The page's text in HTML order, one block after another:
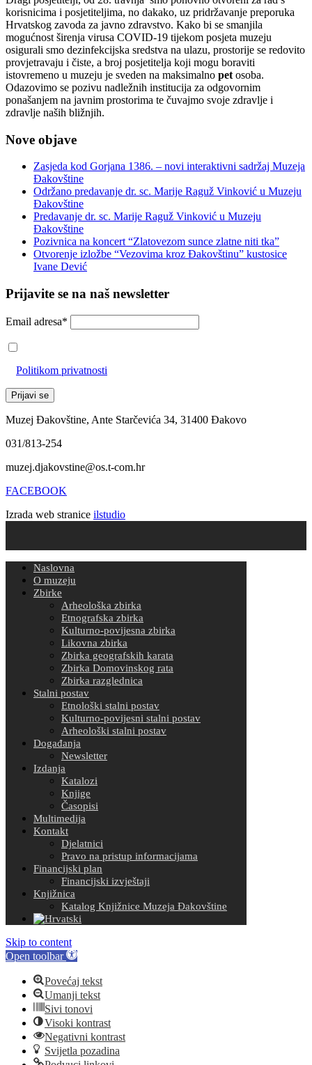
korisnicima i posjetiteljima, no dakako, uz pridržavanje preporuka
Hrvatskog zavoda za javno zdravstvo. Kako bi se smanjila
mogućnost širenja virusa COVID-19 tijekom posjeta muzeju
osigurali smo dezinfekcijska sredstva na ulazu, prostorije se redovito
provjetravaju i čiste, a broj posjetitelja koji mogu boraviti
istovremeno u muzeju je sveden na maksimalno pet osoba.
Odazovimo se pozivu nadležnih institucija za odgovornim
ponašanjem na javnim prostorima te čuvajmo svoje zdravlje i
zdravlje naših bližnjih.
Nove objave
Zasjeda kod Gorjana 1386. – novi interaktivni sadržaj Muzeja
Đakovštine
Održano predavanje dr. sc. Marije Raguž Vinković u Muzeju
Đakovštine
Predavanje dr. sc. Marije Raguž Vinković u Muzeju
Đakovštine
Pozivnica na koncert “Zlatovezom sunce zlatne niti tka”
Otvorenje izložbe “Vezovima kroz Đakovštinu” kustosice
Ivane Dević
Prijavite se na naš newsletter
Email adresa*
Politikom privatnosti
Muzej Đakovštine, Ante Starčevića 34, 31400 Đakovo
031/813-254
muzej.djakovstine@os.t-com.hr
FACEBOOK
Izrada web stranice ilstudio
Naslovna
O muzeju
Zbirke
Arheološka zbirka
Etnografska zbirka
Kulturno-povijesna zbirka
Likovna zbirka
Zbirka geografskih karata
Zbirka Domovinskog rata
Zbirka razglednica
Stalni postav
Etnološki stalni postav
Kulturno-povijesni stalni postav
Arheološki stalni postav
Događanja
Newsletter
Izdanja
Katalozi
Knjige
Časopisi
Multimedija
Kontakt
Djelatnici
Pravo na pristup informacijama
Financijski plan
Financijski izvještaji
Knjižnica
Katalog Knjižnice Muzeja Đakovštine
Skip to content
Open toolbar
Povećaj tekst
Umanji tekst
Sivi tonovi
Visoki kontrast
Negativni kontrast
Svijetla pozadina